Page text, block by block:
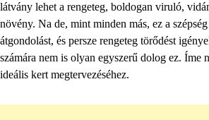
látvány lehet a rengeteg, boldogan viruló,
növény. Na de, mint minden más, ez a
átgondolást, és persze rengeteg törődést
számára nem is olyan egyszerű dolog ez. Íme
ideális kert megtervezéséhez.